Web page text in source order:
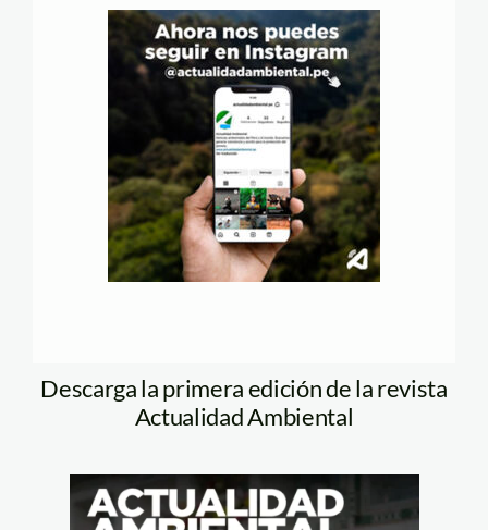
Descarga la primera edición de la revista
Actualidad Ambiental